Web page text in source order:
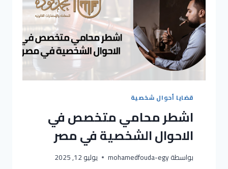
قضايا أحوال شخصية
اشطر محامي متخصص في
الاحوال الشخصية في مصر
بواسطةmohamedfouda-egy يوليو 12, 2025